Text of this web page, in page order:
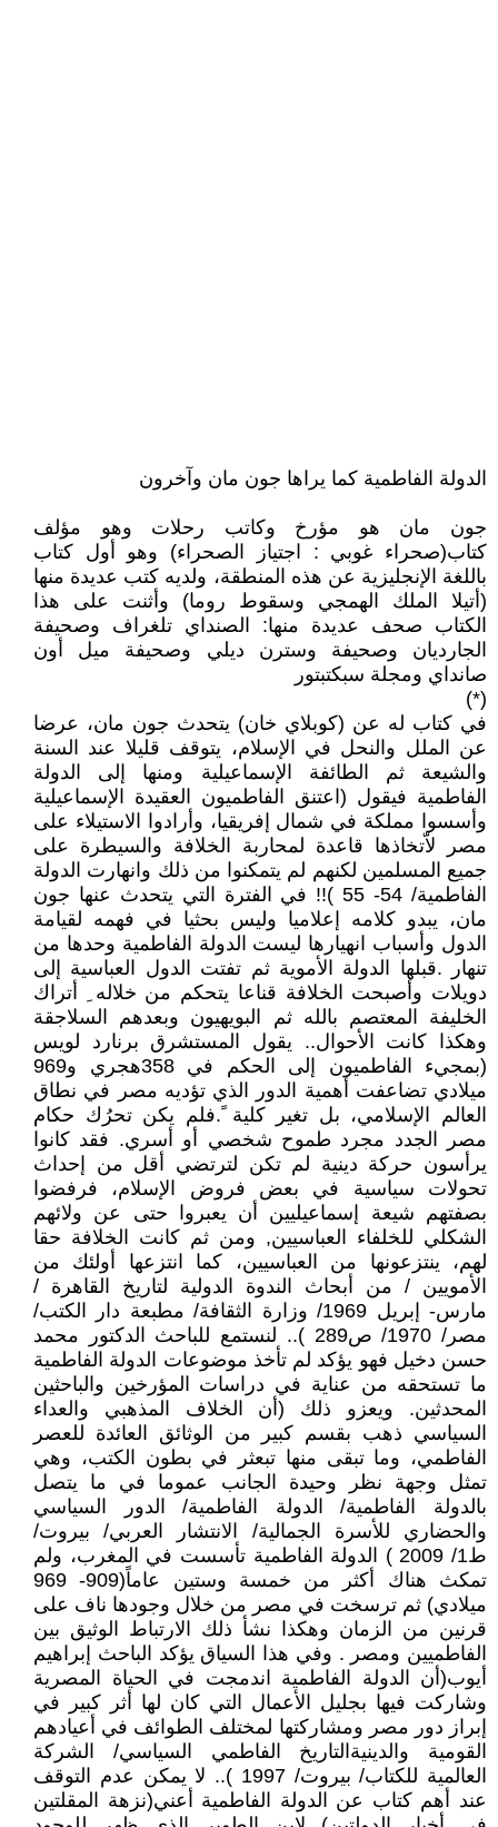
الدولة الفاطمية كما يراها جون مان وآخرون
جون مان هو مؤرخ وكاتب رحلات وهو مؤلف
كتاب(صحراء غوبي : اجتياز الصحراء) وهو أول كتاب
باللغة الإنجليزية عن هذه المنطقة، ولديه كتب عديدة منها
(أتيلا الملك الهمجي وسقوط روما) وأثنت على هذا
الكتاب صحف عديدة منها: الصنداي تلغراف وصحيفة
الجارديان وصحيفة وسترن ديلي وصحيفة ميل أون
صانداي ومجلة سبكتبتور
(*)
في كتاب له عن (كوبلاي خان) يتحدث جون مان، عرضا
عن الملل والنحل في الإسلام، يتوقف قليلا عند السنة
والشيعة ثم الطائفة الإسماعيلية ومنها إلى الدولة
الفاطمية فيقول (اعتنق الفاطميون العقيدة الإسماعيلية
وأسسوا مملكة في شمال إفريقيا، وأرادوا الاستيلاء على
مصر لاّتخاذها قاعدة لمحاربة الخلافة والسيطرة على
جميع المسلمين لكنهم لم يتمكنوا من ذلك وانهارت الدولة
الفاطمية/ 54- 55 )!! في الفترة التي يتحدث عنها جون
مان، يبدو كلامه إعلاميا وليس بحثيا في فهمه لقيامة
الدول وأسباب انهيارها ليست الدولة الفاطمية وحدها من
تنهار .قبلها الدولة الأموية ثم تفتت الدول العباسية إلى
دويلات وأصبحت الخلافة قناعا يتحكم من خلاله ِ أتراك
الخليفة المعتصم بالله ثم البويهيون وبعدهم السلاجقة
وهكذا كانت الأحوال.. يقول المستشرق برنارد لويس
(بمجيء الفاطميون إلى الحكم في 358هجري و969
ميلادي تضاعفت أهمية الدور الذي تؤديه مصر في نطاق
العالم الإسلامي، بل تغير كلية ً.فلم يكن تحرُك حكام
مصر الجدد مجرد طموح شخصي أو أسري. فقد كانوا
يرأسون حركة دينية لم تكن لترتضي أقل من إحداث
تحولات سياسية في بعض فروض الإسلام، فرفضوا
بصفتهم شيعة إسماعيليين أن يعبروا حتى عن ولائهم
الشكلي للخلفاء العباسيين, ومن ثم كانت الخلافة حقا
لهم، ينتزعونها من العباسيين، كما انتزعها أولئك من
الأمويين / من أبحاث الندوة الدولية لتاريخ القاهرة /
مارس- إبريل 1969/ وزارة الثقافة/ مطبعة دار الكتب/
مصر/ 1970/ ص289 ).. لنستمع للباحث الدكتور محمد
حسن دخيل فهو يؤكد لم تأخذ موضوعات الدولة الفاطمية
ما تستحقه من عناية في دراسات المؤرخين والباحثين
المحدثين. ويعزو ذلك (أن الخلاف المذهبي والعداء
السياسي ذهب بقسم كبير من الوثائق العائدة للعصر
الفاطمي، وما تبقى منها تبعثر في بطون الكتب، وهي
تمثل وجهة نظر وحيدة الجانب عموما في ما يتصل
بالدولة الفاطمية/ الدولة الفاطمية/ الدور السياسي
والحضاري للأسرة الجمالية/ الانتشار العربي/ بيروت/
ط1/ 2009 ) الدولة الفاطمية تأسست في المغرب، ولم
تمكث هناك أكثر من خمسة وستين عاماً(909- 969
ميلادي) ثم ترسخت في مصر من خلال وجودها ناف على
قرنين من الزمان وهكذا نشأ ذلك الارتباط الوثيق بين
الفاطميين ومصر . وفي هذا السياق يؤكد الباحث إبراهيم
أيوب(أن الدولة الفاطمية اندمجت في الحياة المصرية
وشاركت فيها بجليل الأعمال التي كان لها أثر كبير في
إبراز دور مصر ومشاركتها لمختلف الطوائف في أعيادهم
القومية والدينيةالتاريخ الفاطمي السياسي/ الشركة
العالمية للكتاب/ بيروت/ 1997 ).. لا يمكن عدم التوقف
عند أهم كتاب عن الدولة الفاطمية أعني(نزهة المقلتين